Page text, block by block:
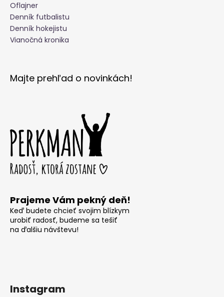
Oflajner
Denník futbalistu
Denník hokejistu
Vianočná kronika
Majte prehľad o novinkách!
Prajeme Vám pekný deň!
Keď budete chcieť svojim blízkym
urobiť radosť, budeme sa tešiť
na ďalšiu návštevu!
Instagram